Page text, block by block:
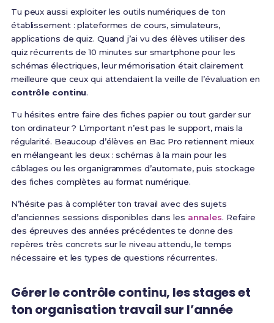
Tu peux aussi exploiter les outils numériques de ton
établissement : plateformes de cours, simulateurs,
applications de quiz. Quand j’ai vu des élèves utiliser des
quiz récurrents de 10 minutes sur smartphone pour les
schémas électriques, leur mémorisation était clairement
meilleure que ceux qui attendaient la veille de l’évaluation en
contrôle continu.
Tu hésites entre faire des fiches papier ou tout garder sur
ton ordinateur ? L’important n’est pas le support, mais la
régularité. Beaucoup d’élèves en Bac Pro retiennent mieux
en mélangeant les deux : schémas à la main pour les
câblages ou les organigrammes d’automate, puis stockage
des fiches complètes au format numérique.
N’hésite pas à compléter ton travail avec des sujets
d’anciennes sessions disponibles dans les annales. Refaire
des épreuves des années précédentes te donne des
repères très concrets sur le niveau attendu, le temps
nécessaire et les types de questions récurrentes.
Gérer le contrôle continu, les stages et
ton organisation travail sur l’année